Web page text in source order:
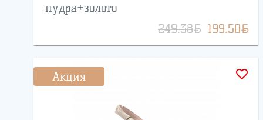
пудра+золото
249.38BYN 199.50BYN
Акция favorite_border